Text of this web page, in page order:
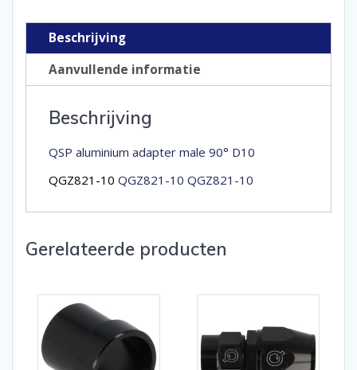
Beschrijving
Aanvullende informatie
Beschrijving
QSP aluminium adapter male 90° D10
QGZ821-10 QGZ821-10 QGZ821-10
Gerelateerde producten